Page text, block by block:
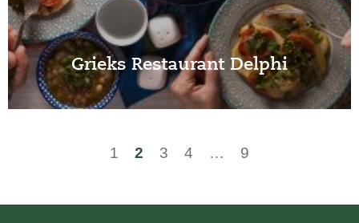
Grieks Restaurant Delphi
1 2 3 4 … 9